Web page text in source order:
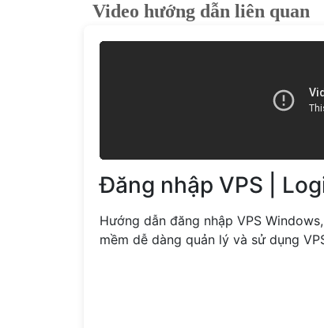
Video hướng dẫn liên quan
Đăng nhập VPS |
Hướng dẫn đăng nhập VPS
mềm dễ dàng quản lý và sử dụng